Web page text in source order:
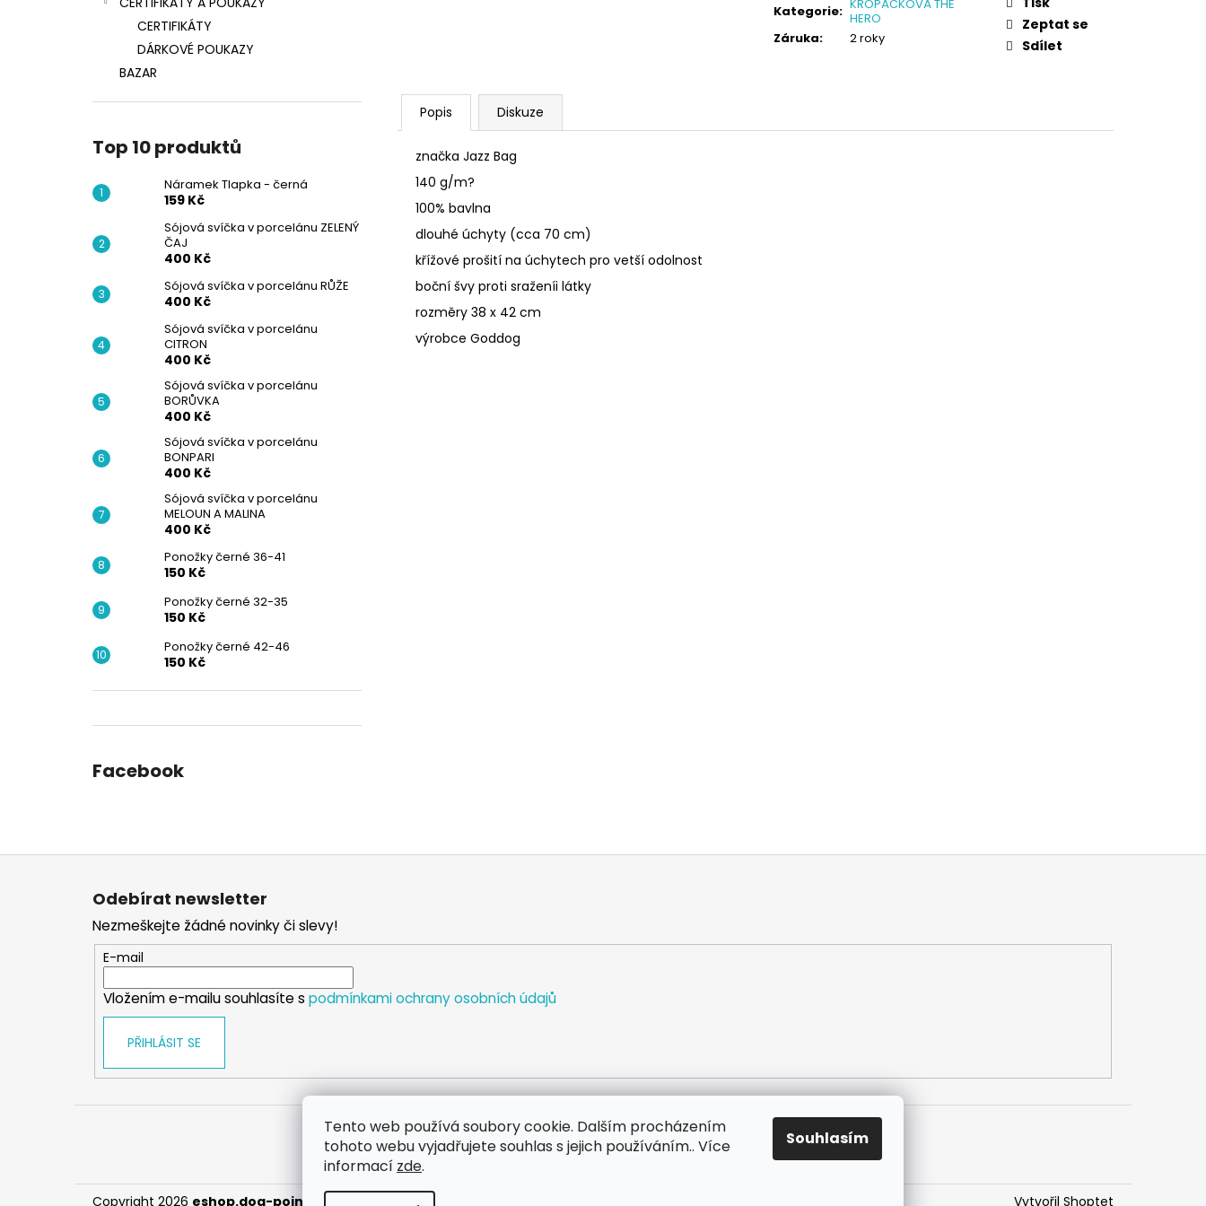
Tento web používá soubory cookie. Dalším procházením
tohoto webu vyjadřujete souhlas s jejich používáním.. Více
informací zde.
Souhlasím
CERTIFIKÁTY
DÁRKOVÉ POUKAZY
BAZAR
Top 10 produktů
Náramek Tlapka - černá
159 Kč
Sójová svíčka v porcelánu ZELENÝ
ČAJ
400 Kč
Sójová svíčka v porcelánu RŮŽE
400 Kč
Sójová svíčka v porcelánu
CITRON
400 Kč
Sójová svíčka v porcelánu
BORŮVKA
400 Kč
Sójová svíčka v porcelánu
BONPARI
400 Kč
Sójová svíčka v porcelánu
MELOUN A MALINA
400 Kč
Ponožky černé 36-41
150 Kč
Ponožky černé 32-35
150 Kč
Ponožky černé 42-46
150 Kč
Facebook
Kategorie: KROPÁČKOVÁ THE
HERO
Záruka: 2 roky
Zeptat se
Sdílet
Popis Diskuze
značka Jazz Bag
140 g/m?
100% bavlna
dlouhé úchyty (cca 70 cm)
křížové prošití na úchytech pro vetší odolnost
boční švy proti sraženíi látky
rozměry 38 x 42 cm
výrobce Goddog
Z
Odebírat newsletter
Nezmeškejte žádné novinky či slevy!
E-mail
Vložením e-mailu souhlasíte s podmínkami ochrany osobních údajů
PŘIHLÁSIT SE
WEB FACEBOOK INSTAGRAM YOUTUBE
Vytvořil Shoptet
Copyright 2026 eshop.dog-point . Všechna práva vyhrazena.